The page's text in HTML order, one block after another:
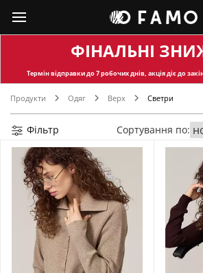
ФІНАЛЬНІ
Термін відправкидо 7 робочих днів, акція діє до
Продукти Одяг Верх Светри
Фільтр Сортування по: